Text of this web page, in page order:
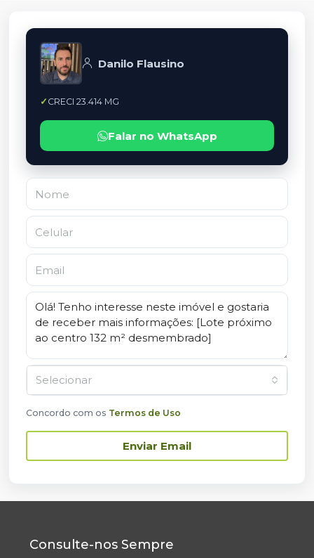
Danilo Flausino
CRECI 23.414 MG
Falar no WhatsApp
Selecionar
Concordo com os Termos de Uso
Enviar Email
Consulte-nos Sempre